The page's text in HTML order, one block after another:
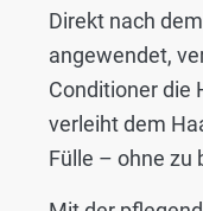
Direkt nach
angewendet,
Conditioner die
verleiht dem
Fülle – ohne zu